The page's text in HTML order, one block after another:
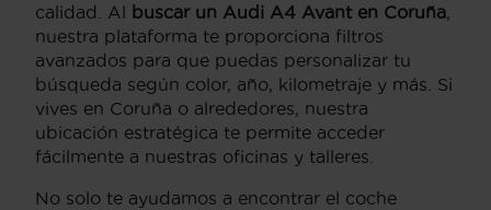
calidad. Al buscar un Audi A4 Avant en Coruña,
nuestra plataforma te proporciona filtros
avanzados para que puedas personalizar tu
búsqueda según color, año, kilometraje y más. Si
vives en Coruña o alrededores, nuestra
ubicación estratégica te permite acceder
fácilmente a nuestras oficinas y talleres.
No solo te ayudamos a encontrar el coche